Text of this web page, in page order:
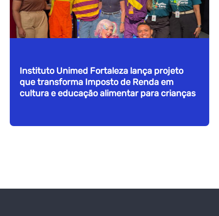
Instituto Unimed Fortaleza lança projeto
que transforma Imposto de Renda em
cultura e educação alimentar para crianças